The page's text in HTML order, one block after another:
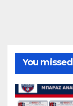
You missed